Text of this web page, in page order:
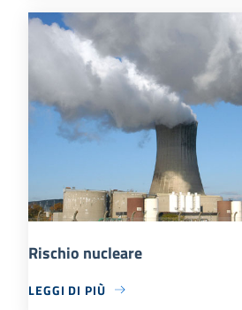
Rischio nucleare
LEGGI DI PIÙ